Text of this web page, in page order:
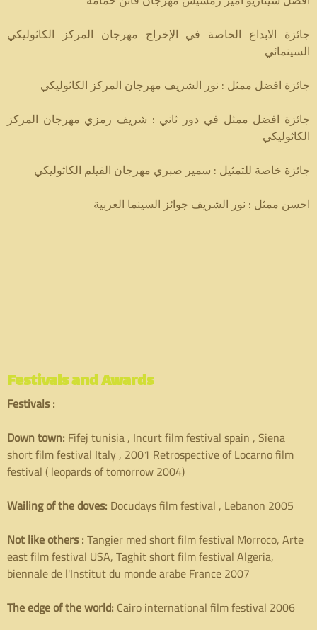
جائزة الابداع الخاصة في الإخراج مهرجان المركز الكاثوليكي
السينمائي
جائزة افضل ممثل : نور الشريف مهرجان المركز الكاثوليكي
جائزة افضل ممثل في دور ثاني : شريف رمزي مهرجان المركز
الكاثوليكي
جائزة خاصة للتمثيل : سمير صبري مهرجان الفيلم الكاثوليكي
احسن ممثل : نور الشريف جوائز السينما العربية
Festivals and Awards
Festivals :
Down town: Fifej tunisia , Incurt film festival spain , Siena
short film festival Italy , 2001 Retrospective of Locarno film
festival ( leopards of tomorrow 2004)
Wailing of the doves: Docudays film festival , Lebanon 2005
Not like others :Tangier med short film festival Morroco, Arte
east film festival USA, Taghit short film festival Algeria,
biennale de l'Institut du monde arabe France 2007
The edge of the world: Cairo international film festival 2006